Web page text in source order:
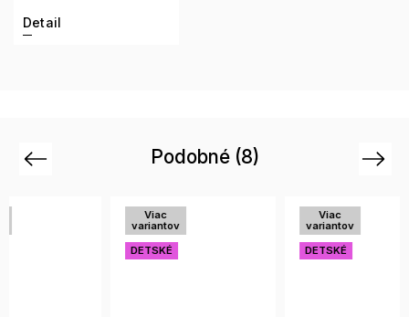
Detail
Podobné (8)
Previous Next